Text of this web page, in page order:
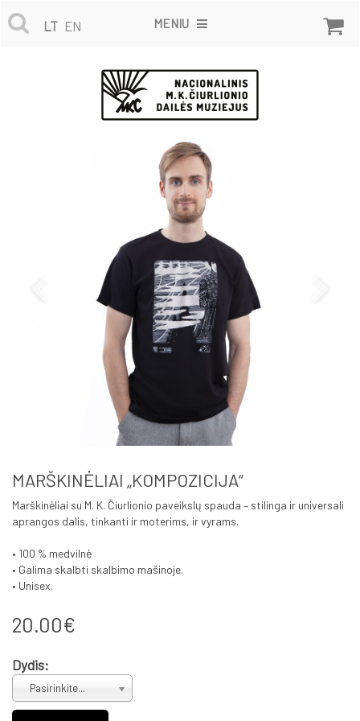
LT EN MENIU
MARŠKINĖLIAI „KOMPOZICIJA“
Marškinėliai su M. K. Čiurlionio paveikslų spauda – stilinga ir universali
aprangos dalis, tinkanti ir moterims, ir vyrams.
• 100 % medvilnė
• Galima skalbti skalbimo mašinoje.
• Unisex.
20.00€
Dydis:
Pasirinkite...